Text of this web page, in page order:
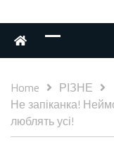
Home
РІЗНЕ
Не запіканка!
люблять усі!